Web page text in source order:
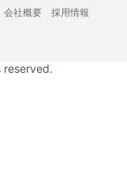
会社概要
採用情報
reserved.